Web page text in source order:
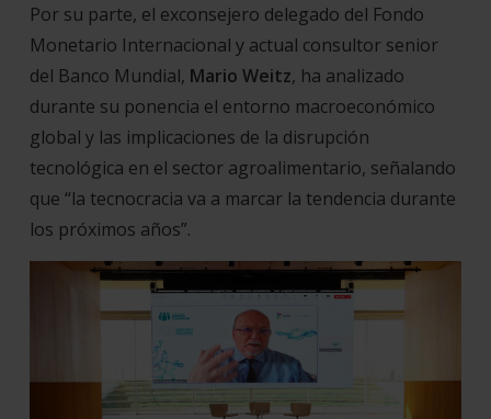
Por su parte, el exconsejero delegado del Fondo
Monetario Internacional y actual consultor senior
del Banco Mundial, Mario Weitz, ha analizado
durante su ponencia el entorno macroeconómico
global y las implicaciones de la disrupción
tecnológica en el sector agroalimentario, señalando
que “la tecnocracia va a marcar la tendencia durante
los próximos años”.